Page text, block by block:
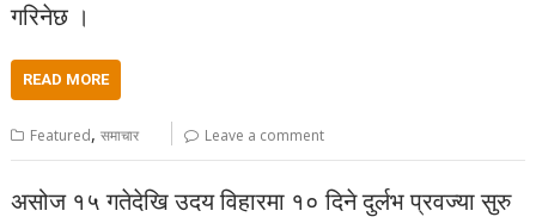
गरिनेछ ।
READ MORE
Featured,समाचार Leave a comment
असोज १५ गतेदेखि उदय विहारमा १० दिने दुर्लभ प्रवज्या सुरु